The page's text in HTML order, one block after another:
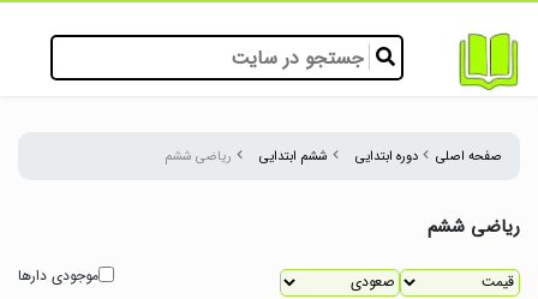
صفحه اصلی دوره ابتدایی ششم ابتدایی ریاضی ششم
ریاضی ششم
موجودی دارها